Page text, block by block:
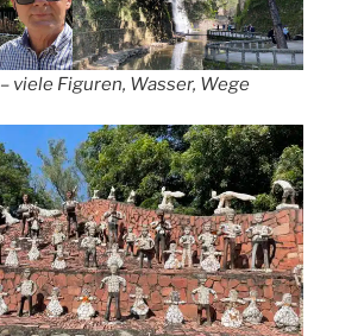
viele Figuren, Wasser, Wege